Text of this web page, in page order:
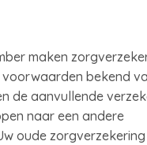
maken
voorwaarden bekend
de aanvullende
naar een andere
oude